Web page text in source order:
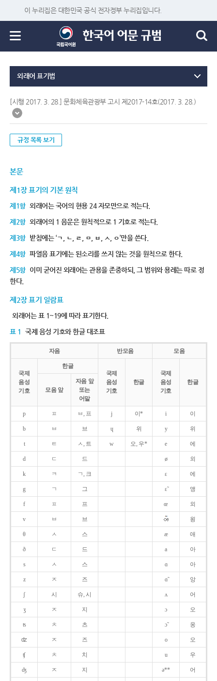
이 누리집은 대한민국 공식 전자정부 누리집입니다.
외래어 표기법
[시행 2017. 3. 28.] 문화체육관광부 고시 제2017-14호(2017. 3. 28.)
규정 목록 보기
본문
제1장 표기의 기본 원칙
제1항 외래어는 국어의 현용 24 자모만으로 적는다.
제2항 외래어의 1 음운은 원칙적으로 1 기호로 적는다.
제3항 받침에는 ‘ㄱ, ㄴ, ㄹ, ㅁ, ㅂ, ㅅ, ㅇ’만을 쓴다.
제4항 파열음 표기에는 된소리를 쓰지 않는 것을 원칙으로 한다.
제5항 이미 굳어진 외래어는 관용을 존중하되, 그 범위와 용례는 따로 정
한다.
제2장 표기 일람표
외래어는 표 1~19에 따라 표기한다.
표 1 국제 음성 기호와 한글 대조표
자음 반모음 모음
국제
음성
기호
한글
국제
음성
기호
한글
국제
음성
기호
한글
모음 앞
자음 앞
또는
어말
p ㅍ ㅂ, 프 j 이* i 이
b ㅂ 브 ɥ 위 y 위
t ㅌ ㅅ, 트 w 오, 우* e 에
d ㄷ 드 ø 외
k ㅋ ㄱ, 크 ɛ 에
g ㄱ 그 ɛ̃ 앵
f ㅍ 프 œ 외
v ㅂ 브 욍
θ ㅅ 스 æ 애
ð ㄷ 드 a 아
s ㅅ 스 ɑ 아
z ㅈ 즈 ɑ̃ 앙
ʃ 시 슈, 시 ʌ 어
ʒ ㅈ 지 ɔ 오
ʦ ㅊ 츠 ɔ̃ 옹
ʣ ㅈ 즈 o 오
ʧ ㅊ 치 u 우
ʤ ㅈ 지 ə** 어